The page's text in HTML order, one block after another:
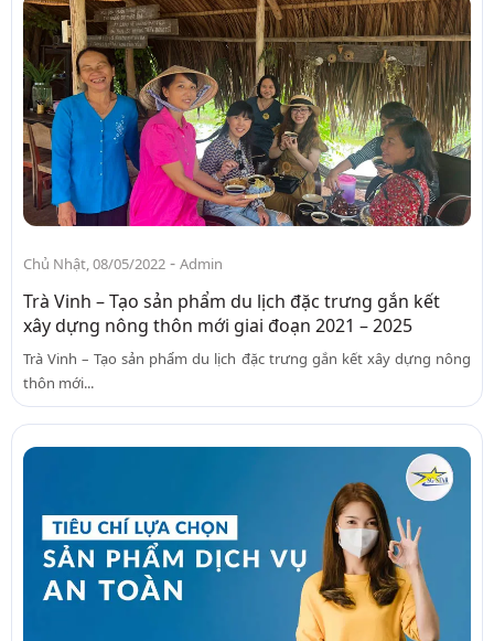
Chủ Nhật, 08/05/2022 - Admin
Trà Vinh – Tạo sản phẩm du lịch đặc trưng gắn kết
xây dựng nông thôn mới giai đoạn 2021 – 2025
Trà Vinh – Tạo sản phẩm du lịch đặc trưng gắn kết xây dựng nông
thôn mới...